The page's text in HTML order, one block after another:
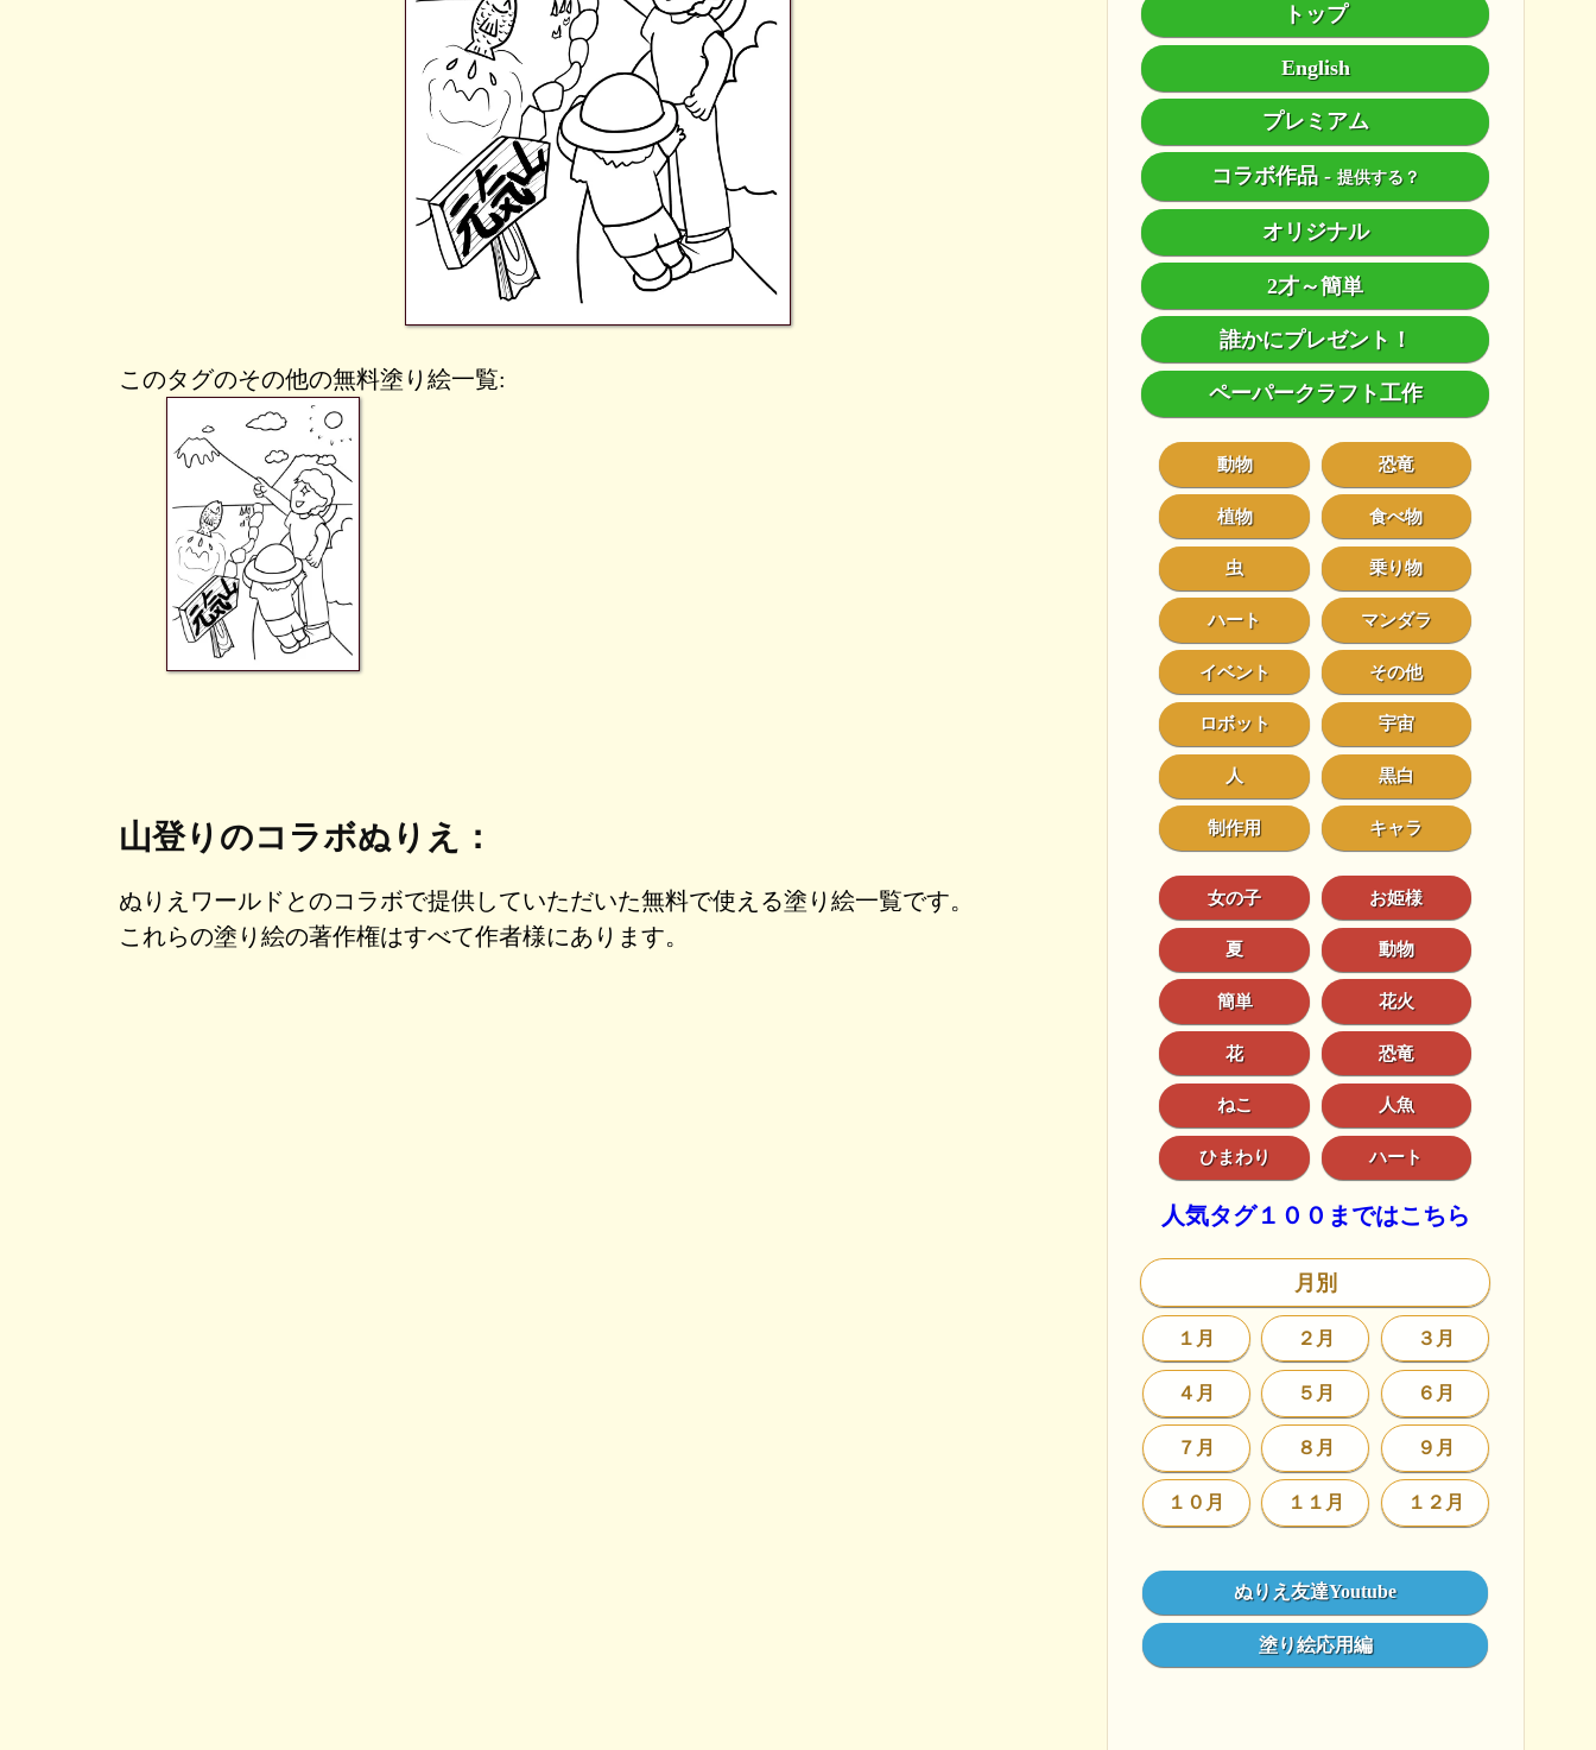
このタグのその他の無料塗り絵一覧:
山登りのコラボぬりえ：
ぬりえワールドとのコラボで提供していただいた無料で使える塗り絵一覧です。
これらの塗り絵の著作権はすべて作者様にあります。
トップ
English
プレミアム
コラボ作品- 提供する？
オリジナル
2才～簡単
誰かにプレゼント！
ペーパークラフト工作
動物 恐竜
植物 食べ物
虫 乗り物
ハート マンダラ
イベント その他
ロボット 宇宙
人 黒白
制作用 キャラ
女の子 お姫様
夏 動物
簡単 花火
花 恐竜
ねこ 人魚
ひまわり ハート
人気タグ１００まではこちら
月別
１月 ２月 ３月
４月 ５月 ６月
７月 ８月 ９月
１０月 １１月 １２月
ぬりえ友達Youtube
塗り絵応用編